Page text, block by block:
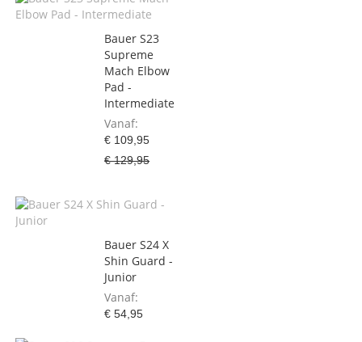
Bauer S23
Supreme
Mach Elbow
Pad -
Intermediate
Vanaf
€ 109,95
€ 129,95
Bauer S24 X
Shin Guard -
Junior
Vanaf
€ 54,95